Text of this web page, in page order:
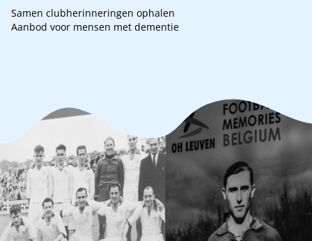
Samen clubherinneringen ophalen
Aanbod voor mensen met dementie